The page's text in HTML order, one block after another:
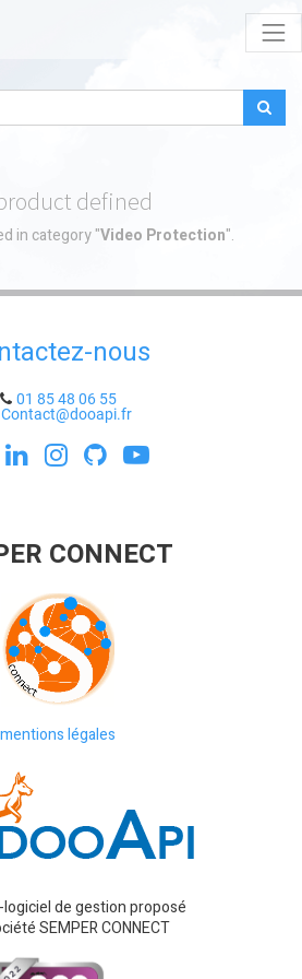
defined
in category "Video Protection".
nous
01 85 48 06 55
Contact@dooapi.fr
CONNECT
mentions légales
de gestion proposé
SEMPER CONNECT